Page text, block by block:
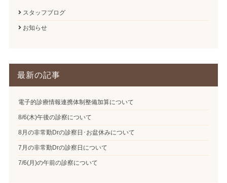
スタッフブログ
お知らせ
最新の記事
電子的診療情報連携体制整備加算について
8/6(木)午後の診察について
8月の非常勤Drの診察日･お盆休みについて
7月の非常勤Drの診察日について
7/6(月)の午前の診察について